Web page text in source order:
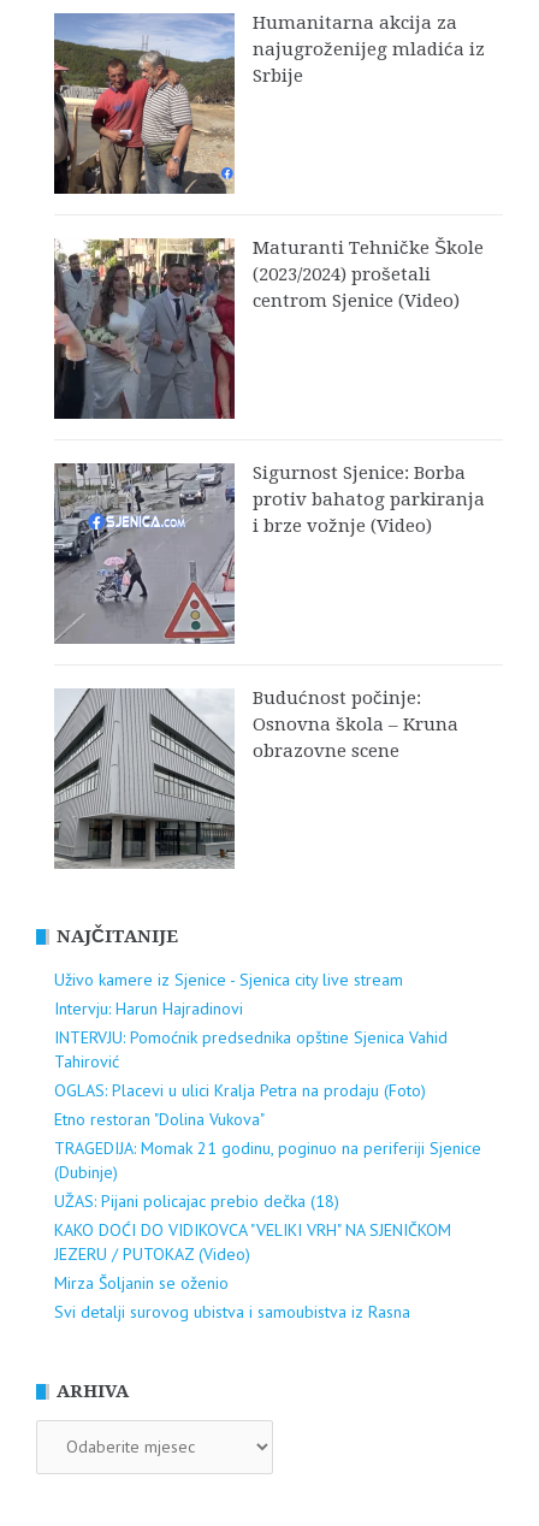
Humanitarna akcija za
najugroženijeg mladića iz
Srbije
Maturanti Tehničke Škole
(2023/2024) prošetali
centrom Sjenice (Video)
Sigurnost Sjenice: Borba
protiv bahatog parkiranja
i brze vožnje (Video)
Budućnost počinje:
Osnovna škola – Kruna
obrazovne scene
NAJČITANIJE
Uživo kamere iz Sjenice - Sjenica city live stream
Intervju: Harun Hajradinovi
INTERVJU: Pomoćnik predsednika opštine Sjenica Vahid
Tahirović
OGLAS: Placevi u ulici Kralja Petra na prodaju (Foto)
Etno restoran "Dolina Vukova"
TRAGEDIJA: Momak 21 godinu, poginuo na periferiji Sjenice
(Dubinje)
UŽAS: Pijani policajac prebio dečka (18)
KAKO DOĆI DO VIDIKOVCA "VELIKI VRH" NA SJENIČKOM
JEZERU / PUTOKAZ (Video)
Mirza Šoljanin se oženio
Svi detalji surovog ubistva i samoubistva iz Rasna
ARHIVA